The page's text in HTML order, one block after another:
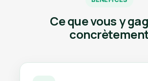
Ce que vous y